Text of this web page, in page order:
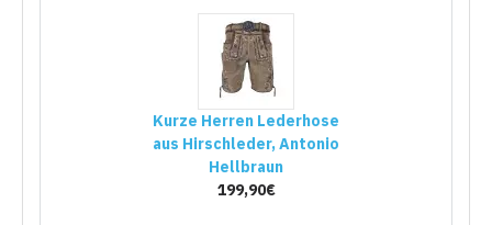
Kurze Herren Lederhose
aus Hirschleder, Antonio
Hellbraun
199,90€